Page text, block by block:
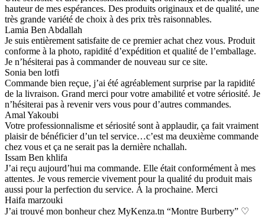
hauteur de mes espérances. Des produits originaux et de qualité, une
très grande variété de choix à des prix très raisonnables.
Lamia Ben Abdallah
Je suis entièrement satisfaite de ce premier achat chez vous. Produit
conforme à la photo, rapidité d’expédition et qualité de l’emballage.
Je n’hésiterai pas à commander de nouveau sur ce site.
Sonia ben lotfi
Commande bien reçue, j’ai été agréablement surprise par la rapidité
de la livraison. Grand merci pour votre amabilité et votre sériosité. Je
n’hésiterai pas à revenir vers vous pour d’autres commandes.
Amal Yakoubi
Votre professionnalisme et sériosité sont à applaudir, ça fait vraiment
plaisir de bénéficier d’un tel service…c’est ma deuxième commande
chez vous et ça ne serait pas la dernière nchallah.
Issam Ben khlifa
J’ai reçu aujourd’hui ma commande. Elle était conformément à mes
attentes. Je vous remercie vivement pour la qualité du produit mais
aussi pour la perfection du service. À la prochaine. Merci
Haifa marzouki
J’ai trouvé mon bonheur chez MyKenza.tn “Montre Burberry” ♡